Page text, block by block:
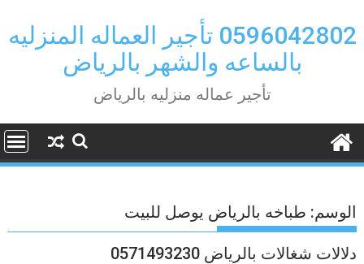
to
content
0596042802 تأجير العماله المنزليه
بالساعه والشهر بالرياض
تأجير عماله منزليه بالرياض
الوسم: طباخه بالرياض يوصل للبيت
دلالات شغالات بالرياض 0571493230